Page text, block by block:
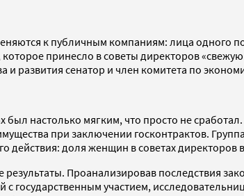
к публичным компаниям: лица одного
принесло в советы директоров
и развития сенатор и член комитета по
был настолько мягким, что просто не
при заключении госконтрактов.
действия: доля женщин в советах директоров
Проанализировав последствия
государственным участием,